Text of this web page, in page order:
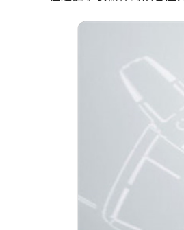
南昌市红
济南市历
广州市天
广州市越
深圳市罗
惠州市惠
厦门市思
福州市鼓
成都市锦
重庆市江
长沙市芙
郑州市二